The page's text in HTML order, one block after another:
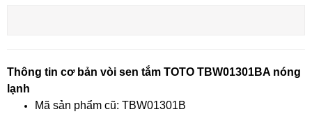
Thông tin cơ bản vòi sen tắm TOTO TBW01301BA nóng
lạnh
Mã sản phẩm cũ: TBW01301B